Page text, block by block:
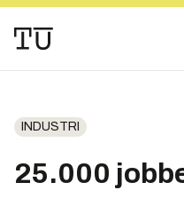
INDUSTRI
25.000